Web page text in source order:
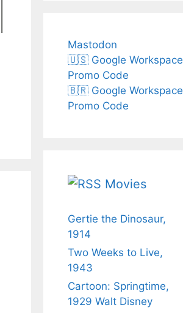
Mastodon
🇺🇸 Google Workspace
Promo Code
🇧🇷 Google Workspace
Promo Code
Movies
Gertie the Dinosaur,
1914
Two Weeks to Live,
1943
Cartoon: Springtime,
1929 Walt Disney